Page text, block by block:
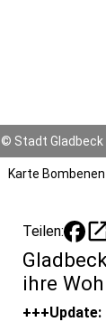
© Stadt Gladbeck
Karte
Teilen:
ihre